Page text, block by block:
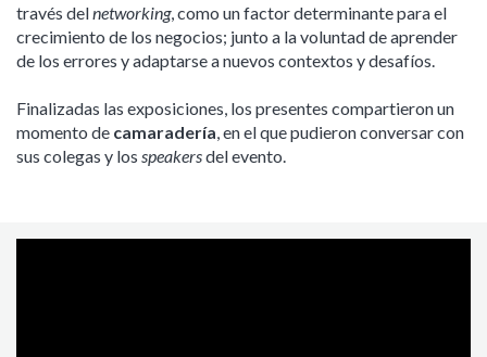
través delnetworking, como un factor determinante para el
crecimiento de los negocios; junto a la voluntad de aprender
de los errores y adaptarse a nuevos contextos y desafíos.
Finalizadas las exposiciones, los presentes compartieron un
momento de camaradería , en el que pudieron conversar con
sus colegas y los speakersdel evento.